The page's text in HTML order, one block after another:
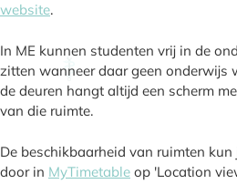
website.
In ME kunnen studenten vrij in de
zitten wanneer daar geen onderwijs
de deuren hangt altijd een scherm
van die ruimte.
De beschikbaarheid van ruimten
door in MyTimetable op 'Location